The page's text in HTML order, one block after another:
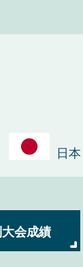
日本
会成績